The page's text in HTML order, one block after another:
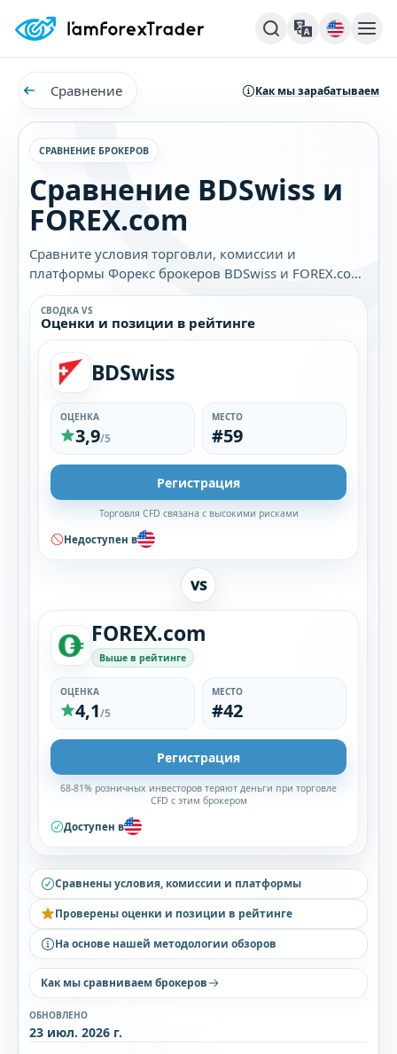
Сравнение Как мы зарабатываем
СРАВНЕНИЕ БРОКЕРОВ
Сравнение BDSwiss и
FOREX.com
Сравните условия торговли, комиссии и
платформы Форекс брокеров BDSwiss и FOREX.com.
Узнайте, какой брокер лучше подходит именно
вам.
СВОДКА VS
Оценки и позиции в рейтинге
BDSwiss
ОЦЕНКА
3,9/5
МЕСТО
#59
Регистрация
Торговля CFD связана с высокими рисками
Недоступен в
VS
FOREX.com
Выше в рейтинге
ОЦЕНКА
4,1/5
МЕСТО
#42
Регистрация
68-81% розничных инвесторов теряют деньги при торговле
CFD с этим брокером
Доступен в
Сравнены условия, комиссии и платформы
Проверены оценки и позиции в рейтинге
На основе нашей методологии обзоров
Как мы сравниваем брокеров
ОБНОВЛЕНО
23 июл. 2026 г.